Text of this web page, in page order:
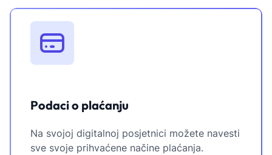
Podaci o plaćanju
Na svojoj digitalnoj posjetnici možete navesti
sve svoje prihvaćene načine plaćanja.